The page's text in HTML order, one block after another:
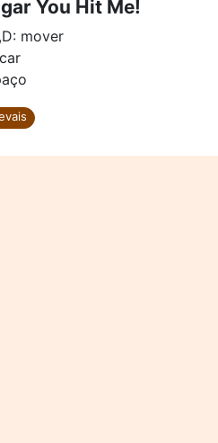
You Hit Me!
mover